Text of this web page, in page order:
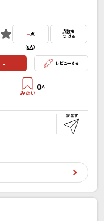
-点
(0人）
点数を
つける
- レビューする
0人